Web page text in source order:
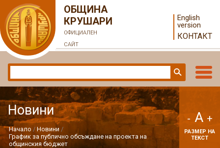
ОБЩИНА
КРУШАРИ
ОФИЦИАЛЕН
САЙТ
English
version
КОНТАКТ
Новини
Начало
Новини
График за публично обсъждане на проекта на
общинския бюджет
- A +
РАЗМЕР НА
ТЕКСТ